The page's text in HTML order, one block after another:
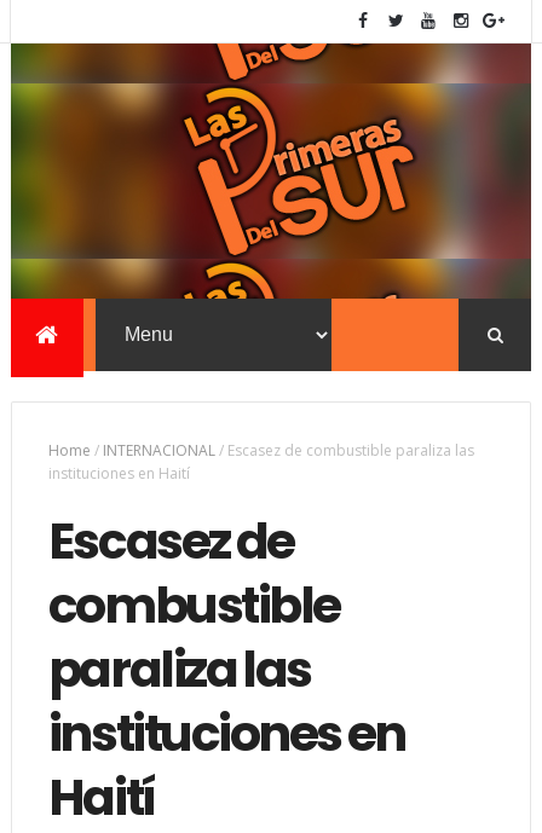
Home / INTERNACIONAL/ Escasez de combustible paraliza las
instituciones en Haití
Escasez de
combustible
paraliza las
instituciones en
Haití